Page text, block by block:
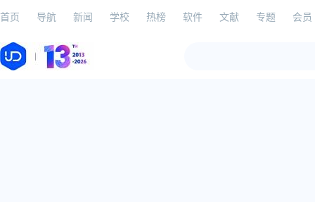
首页 导航 新闻 学校 热榜 软件 文献 专题 会员